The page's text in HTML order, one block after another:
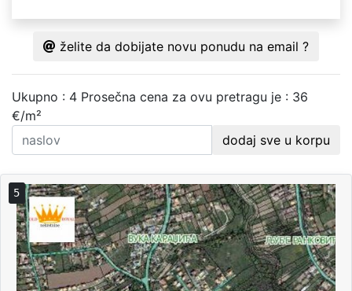
želite da dobijate novu ponudu na email ?
Ukupno : 4 Prosečna cena za ovu pretragu je : 36
€/m²
dodaj sve u korpu
5